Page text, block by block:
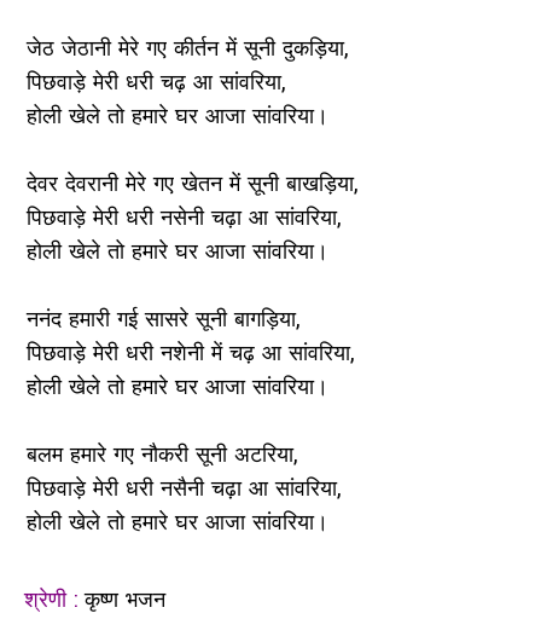
जेठ जेठानी मेरे गए कीर्तन में सूनी दुकड़िया,
पिछवाड़े मेरी धरी चढ़ आ सांवरिया,
होली खेले तो हमारे घर आजा सांवरिया।
देवर देवरानी मेरे गए खेतन में सूनी बाखड़िया,
पिछवाड़े मेरी धरी नसेनी चढ़ा आ सांवरिया,
होली खेले तो हमारे घर आजा सांवरिया।
ननंद हमारी गई सासरे सूनी बागड़िया,
पिछवाड़े मेरी धरी नशेनी में चढ़ आ सांवरिया,
होली खेले तो हमारे घर आजा सांवरिया।
बलम हमारे गए नौकरी सूनी अटरिया,
पिछवाड़े मेरी धरी नसैनी चढ़ा आ सांवरिया,
होली खेले तो हमारे घर आजा सांवरिया।
श्रेणी :कृष्ण भजन